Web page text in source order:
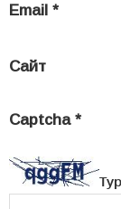
Email *
Сайт
Captcha *